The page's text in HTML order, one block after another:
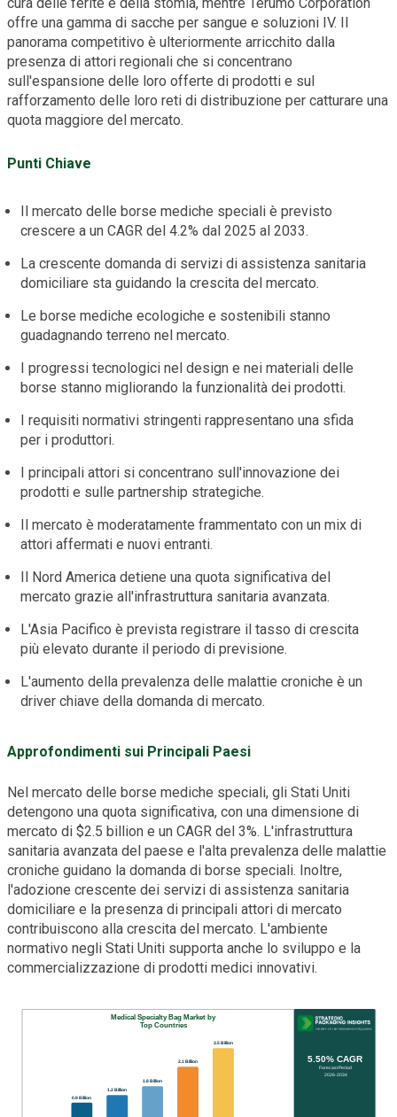
offre una gamma di sacche per sangue e soluzioni IV. Il
panorama competitivo è ulteriormente arricchito dalla
presenza di attori regionali che si concentrano
sull'espansione delle loro offerte di prodotti e sul
rafforzamento delle loro reti di distribuzione per catturare una
quota maggiore del mercato.
Punti Chiave
Il mercato delle borse mediche speciali è previsto
crescere a un CAGR del 4.2% dal 2025 al 2033.
La crescente domanda di servizi di assistenza sanitaria
domiciliare sta guidando la crescita del mercato.
Le borse mediche ecologiche e sostenibili stanno
guadagnando terreno nel mercato.
I progressi tecnologici nel design e nei materiali delle
borse stanno migliorando la funzionalità dei prodotti.
I requisiti normativi stringenti rappresentano una sfida
per i produttori.
I principali attori si concentrano sull'innovazione dei
prodotti e sulle partnership strategiche.
Il mercato è moderatamente frammentato con un mix di
attori affermati e nuovi entranti.
Il Nord America detiene una quota significativa del
mercato grazie all'infrastruttura sanitaria avanzata.
L'Asia Pacifico è prevista registrare il tasso di crescita
più elevato durante il periodo di previsione.
L'aumento della prevalenza delle malattie croniche è un
driver chiave della domanda di mercato.
Approfondimenti sui Principali Paesi
Nel mercato delle borse mediche speciali, gli Stati Uniti
detengono una quota significativa, con una dimensione di
mercato di $2.5 billion e un CAGR del 3%. L'infrastruttura
sanitaria avanzata del paese e l'alta prevalenza delle malattie
croniche guidano la domanda di borse speciali. Inoltre,
l'adozione crescente dei servizi di assistenza sanitaria
domiciliare e la presenza di principali attori di mercato
contribuiscono alla crescita del mercato. L'ambiente
normativo negli Stati Uniti supporta anche lo sviluppo e la
commercializzazione di prodotti medici innovativi.